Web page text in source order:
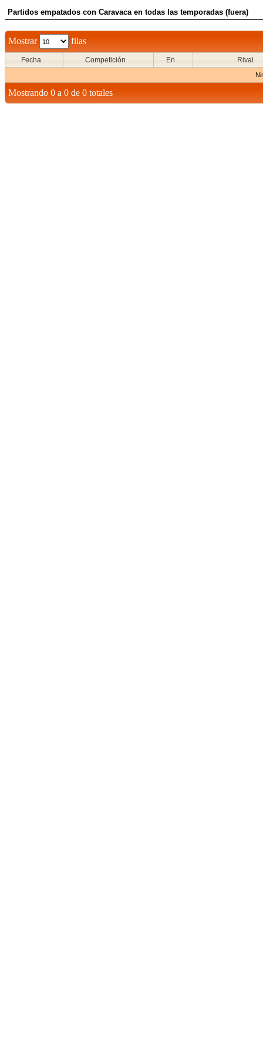
Partidos empatados con Caravaca en todas las temporadas (fuera)
Mostrar filas
Fecha Competición En Rival
Mostrando 0 a 0 de 0 totales